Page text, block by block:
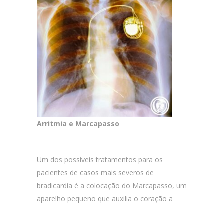
Arritmia e Marcapasso
Um dos possíveis tratamentos para os
pacientes de casos mais severos de
bradicardia é a colocação do Marcapasso, um
aparelho pequeno que auxilia o coração a